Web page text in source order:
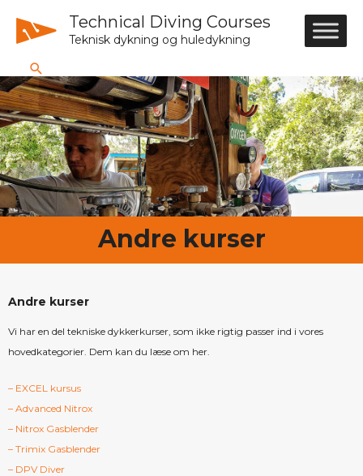
Technical Diving Courses
Teknisk dykning og huledykning
Andre kurser
Andre kurser
Vi har en del tekniske dykkerkurser, som ikke rigtig passer ind i vores
hovedkategorier. Dem kan du læse om her.
– EXCEL kursus
– Advanced Nitrox
– Nitrox Gasblender
– Trimix Gasblender
– DPV Diver